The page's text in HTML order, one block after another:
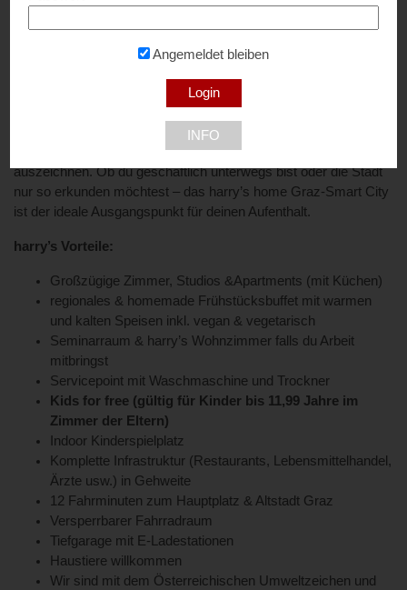
von Graz,UNESCO Welterbe & Österreichs 1. Genuss
, erreichst du bequem in nur 12 Minuten mit der
Grazer Uhrturm, das Kunsthaus oder die Murinsel. In der
Umgebung des Hotels findest du zudem eine Mischung aus
urbanen Erholungsflächen und technologischen Einrichtungen,
die Graz als Standort für Forschung und Entwicklung
auszeichnen. Ob du geschäftlich unterwegs bist oder die Stadt
nur so erkunden möchtest – das harry’s home Graz-Smart City
ist der ideale Ausgangspunkt für deinen Aufenthalt.
harry’s Vorteile:
Großzügige Zimmer, Studios &Apartments (mit Küchen)
regionales & homemade Frühstücksbuffet mit warmen
und kalten Speisen inkl. vegan & vegetarisch
Seminarraum & harry’s Wohnzimmer falls du Arbeit
mitbringst
Servicepoint mit Waschmaschine und Trockner
Kids for free (gültig für Kinder bis 11,99 Jahre im
Zimmer der Eltern)
Indoor Kinderspielplatz
Komplette Infrastruktur (Restaurants, Lebensmittelhandel,
Ärzte usw.) in Gehweite
12 Fahrminuten zum Hauptplatz & Altstadt Graz
Versperrbarer Fahrradraum
Tiefgarage mit E-Ladestationen
Haustiere willkommen
Wir sind mit dem Österreichischen Umweltzeichen und
Angemeldet bleiben
INFO